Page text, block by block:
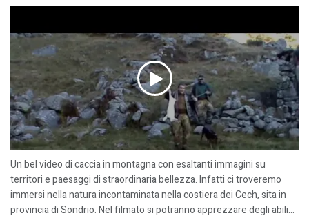
Un bel video di caccia in montagna con esaltanti immagini su
territori e paesaggi di straordinaria bellezza. Infatti ci troveremo
immersi nella natura incontaminata nella costiera dei Cech, sita in
provincia di Sondrio. Nel filmato si potranno apprezzare degli abili...